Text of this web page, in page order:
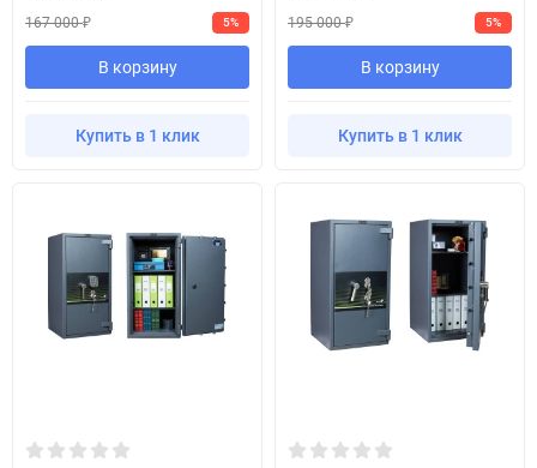
167 000₽ 5%
В корзину
Купить в 1 клик
195 000₽ 5%
В корзину
Купить в 1 клик